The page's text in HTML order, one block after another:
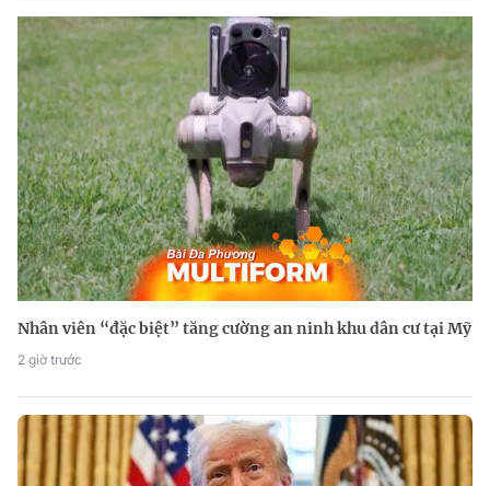
Nhân viên “đặc biệt” tăng cường an ninh khu dân cư tại Mỹ
2 giờ trước